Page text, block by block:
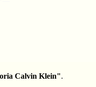
Calvin Klein".